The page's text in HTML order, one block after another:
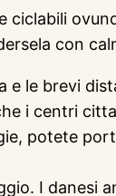
con
e le brevi
i centri
potete
I danesi